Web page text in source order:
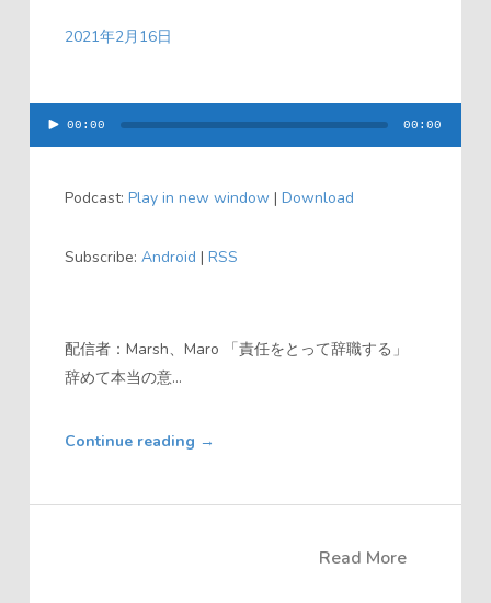
2021年2月16日
00:00 00:00
Podcast: Play in new window| Download
Subscribe: Android | RSS
配信者：Marsh、Maro 「責任をとって辞職する」
辞めて本当の意...
Continue reading →
Read More